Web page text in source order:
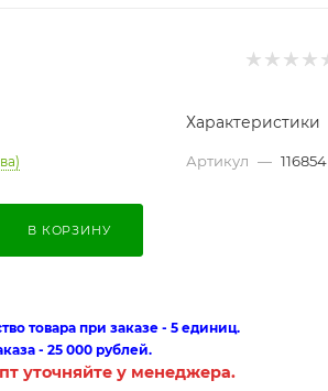
В КОРЗИНУ
Характеристики
Артикул — 116854
товара при заказе - 5 единиц.
- 25 000 рублей.
уточняйте у менеджера.